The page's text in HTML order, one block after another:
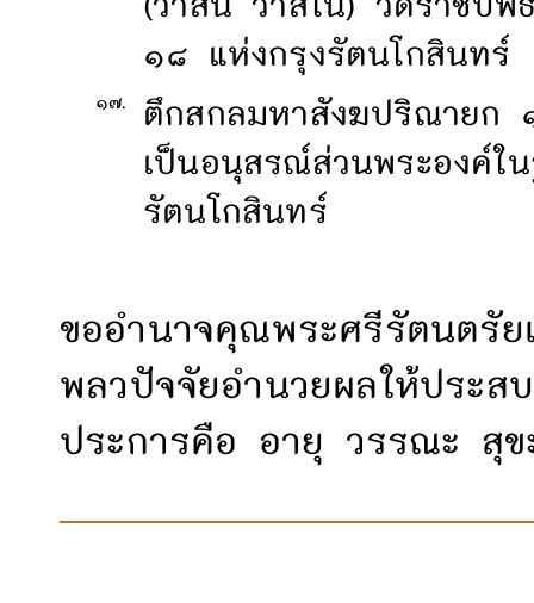
๑๘ แห่งกรุงรัตนโกสินทร์
๑๗.
ตึกสกลมหาสังฆปริณายก
เป็นอนุสรณ์ส่วนพระองค์ใ
รัตนโกสินทร์
ขออำนาจคุณพระศรีรัตนตรั
พลวปัจจัยอำนวยผลให้ประ
ประการคือ อายุ วรรณะ สุ